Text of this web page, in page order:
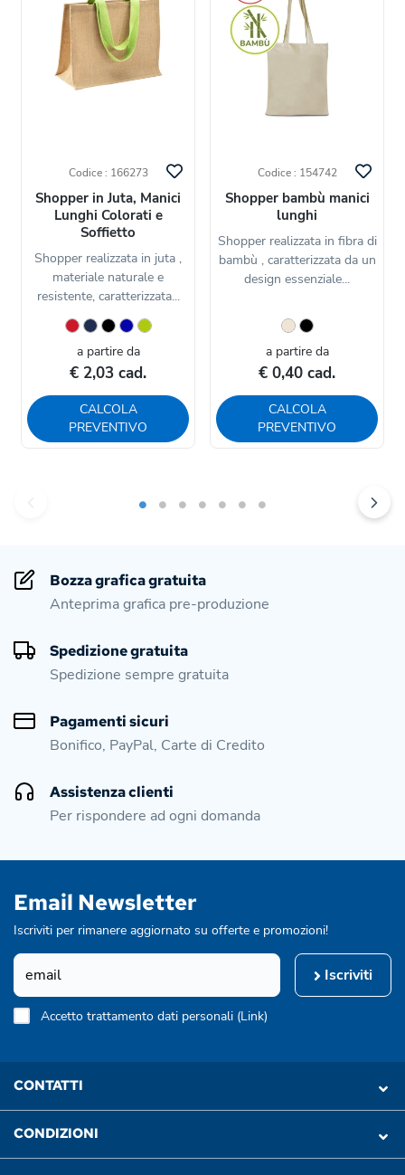
Codice : 166273
Shopper in Juta, Manici
Lunghi Colorati e
Soffietto
Shopper realizzata in juta ,
materiale naturale e
resistente, caratterizzata...
a partire da
€ 2,03 cad.
CALCOLA
PREVENTIVO
Codice : 154742
Shopper bambù manici
lunghi
Shopper realizzata in fibra di
bambù , caratterizzata da un
design essenziale...
a partire da
€ 0,40 cad.
CALCOLA
PREVENTIVO
Bozza grafica gratuita
Anteprima grafica pre-produzione
Spedizione gratuita
Spedizione sempre gratuita
Pagamenti sicuri
Bonifico, PayPal, Carte di Credito
Assistenza clienti
Per rispondere ad ogni domanda
Email Newsletter
Iscriviti per rimanere aggiornato su offerte e promozioni!
Iscriviti
Accetto trattamento dati personali (Link)
CONTATTI
CONDIZIONI